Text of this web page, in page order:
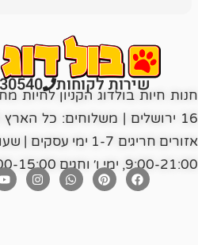
שירות לקוחות
חנות חיות בולדוג הקניון לחיות
אזורים חריגים 1-7 ימי
9:00-21:00, ימי ו׳ וחגים 9:00-15:00.